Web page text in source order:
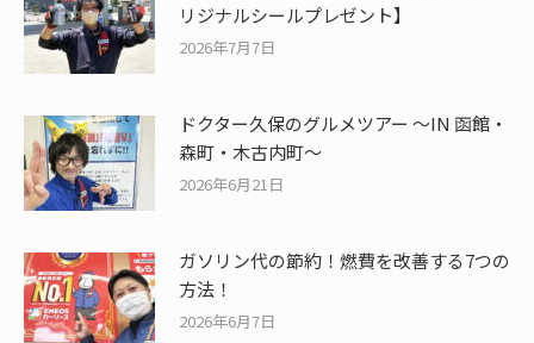
リジナルシールプレゼント】
2026年7月7日
ドクター久保のグルメツアー ～IN 函館・
森町・木古内町～
2026年6月21日
ガソリン代の節約！燃費を改善する7つの
方法！
2026年6月7日